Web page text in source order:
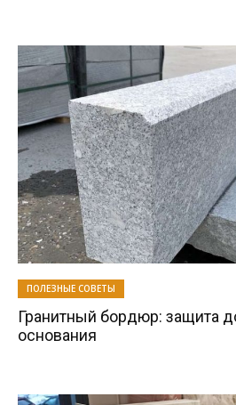
ПОЛЕЗНЫЕ СОВЕТЫ
Гранитный бордюр: защита
основания